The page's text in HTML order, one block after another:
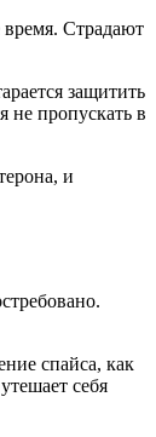
время. Страдают
защитить
не пропускать в
и
спайса, как
себя